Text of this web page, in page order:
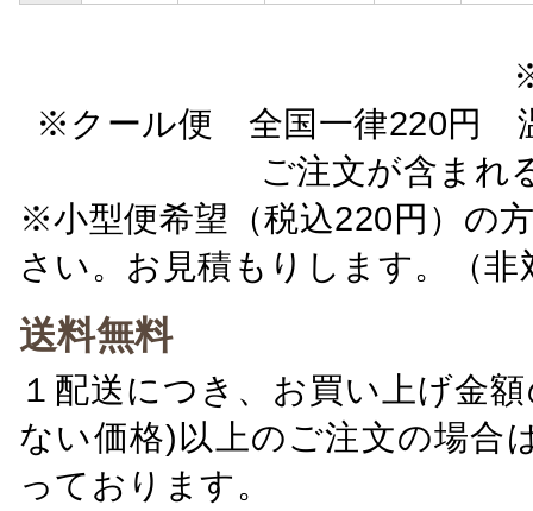
※クール便 全国一律220円
ご注文が含ま
※小型便希望（税込220円）の
さい。お見積もりします。（非
送料無料
１配送につき、お買い上げ金
ない価格)以上のご注文の場合
っております。